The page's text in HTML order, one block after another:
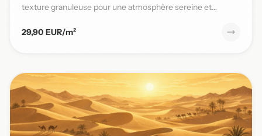
texture granuleuse pour une atmosphère sereine et
29,90 EUR/m²